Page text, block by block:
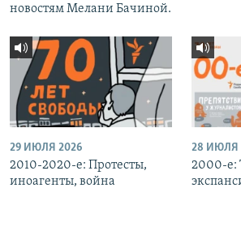
новостям Мелани Бачиной.
29 ИЮЛЯ 2026
2010-2020-е: Протесты,
иноагенты, война
28 ИЮЛЯ
2000-е: